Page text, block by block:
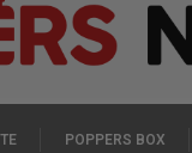
POPPERS BOX